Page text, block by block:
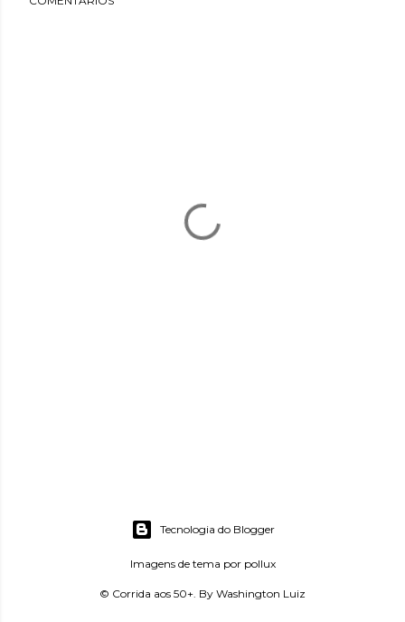
Tecnologia do Blogger
Imagens de tema por pollux
© Corrida aos 50+. By Washington Luiz